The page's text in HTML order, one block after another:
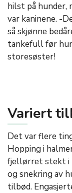
hilst på hunder,
var kaninene. -
så skjønne
tankefull før
storesøster!
Variert
Det var flere
Hopping i
fjellørret stekt i
og snekring av
tilbød.